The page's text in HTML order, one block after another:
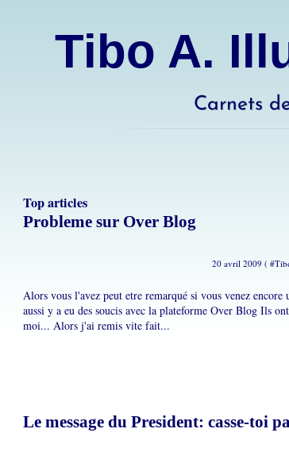
Tibo A.
Carnets
Top articles
Probleme sur Over Blog
20 avril 2009 ( #
Alors vous l'avez peut etre remarqué si vous venez
aussi y a eu des soucis avec la plateforme Over Blog Ils
moi... Alors j'ai remis vite fait...
Le message du President: casse-toi